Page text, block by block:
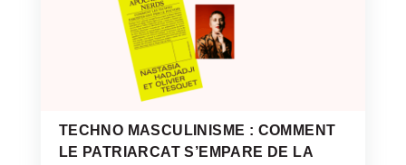
TECHNO MASCULINISME : COMMENT
LE PATRIARCAT S’EMPARE DE LA